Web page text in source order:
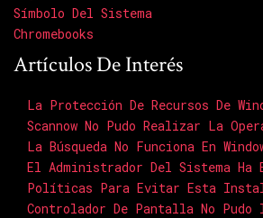
Símbolo Del Sistema
Chromebooks
Artículos De Interés
La Protección De Recursos De
Scannow No Pudo Realizar La
La Búsqueda No Funciona En
El Administrador Del Sistema Ha
Políticas Para Evitar Esta
Controlador De Pantalla No Pudo